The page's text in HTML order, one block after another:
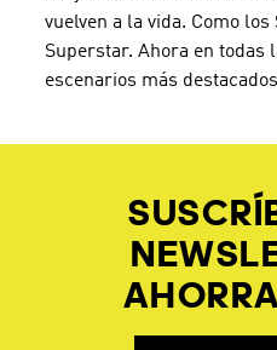
vuelven a la vida. Como los
Superstar. Ahora en todas
escenarios más